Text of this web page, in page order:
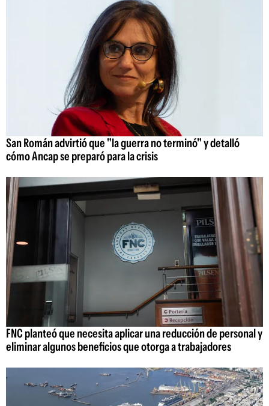
San Román advirtió que "la guerra no terminó" y detalló
cómo Ancap se preparó para la crisis
FNC planteó que necesita aplicar una reducción de personal y
eliminar algunos beneficios que otorga a trabajadores